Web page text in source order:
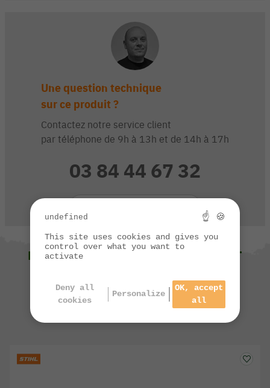
Une question technique
sur ce produit ?
Contactez notre service client
par téléphone de 9h à 13h et de 14h à 17h
03 84 44 67 32
NOUS VOUS SUGGÉRONS ÉGALEMENT
undefined ☝ 🍪
This site uses cookies and gives you
control over what you want to
activate
Deny all
cookies
Personalize
OK, accept
all